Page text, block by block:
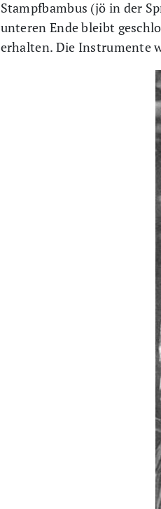
Stampfbambus (jö in der
unteren Ende bleibt
erhalten. Die Instrumente